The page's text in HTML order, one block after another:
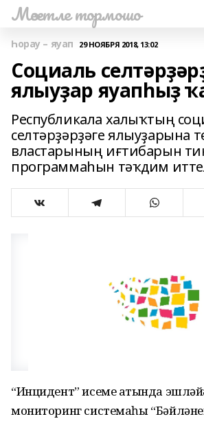
Мәсетле тормошо
Һорау – яуап 29 НОЯБРЯ 2018, 13:02
Социаль
ялыуҙар яуапһыҙ
Республикала халыҡтың
селтәрҙәрҙәге ялыуҙарына
властарының иғтибарын
программаһын тәҡдим
“Инцидент” исеме аҫтында
мониторинг системаһы